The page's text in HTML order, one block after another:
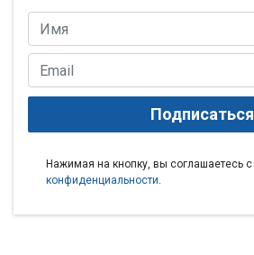
Подписаться
Нажимая на кнопку, вы соглашаетесь с
конфиденциальности.